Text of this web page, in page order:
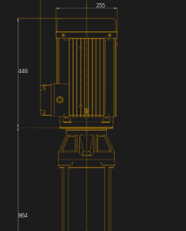
255
448
864